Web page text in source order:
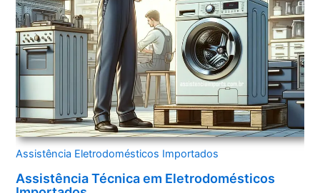
Assistência Eletrodomésticos Importados
Assistência Técnica em Eletrodomésticos